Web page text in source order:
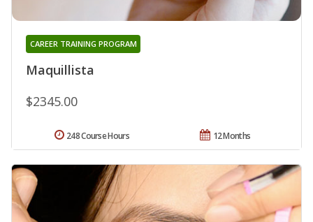
Maquillista
CAREER TRAINING PROGRAM
$2345.00
12 Months
248 Course Hours